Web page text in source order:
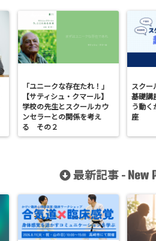
「ユニークな存在たれ！」
【サティシュ・クマール】
学校の先生とスクールカウ
ンセラーとの関係を考え
る その２
スクー
基礎講
う動く
座
最新記事 - New